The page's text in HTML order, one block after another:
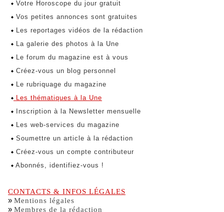
Votre Horoscope du jour gratuit
Vos petites annonces sont gratuites
Les reportages vidéos de la rédaction
La galerie des photos à la Une
Le forum du magazine est à vous
Créez-vous un blog personnel
Le rubriquage du magazine
Les thématiques à la Une
Inscription à la Newsletter mensuelle
Les web-services du magazine
Soumettre un article à la rédaction
Créez-vous un compte contributeur
Abonnés, identifiez-vous !
CONTACTS & INFOS LÉGALES
» Mentions légales
» Membres de la rédaction